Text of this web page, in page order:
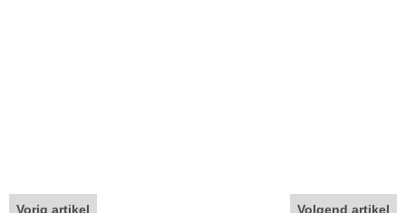
Vorig artikel Volgend artikel